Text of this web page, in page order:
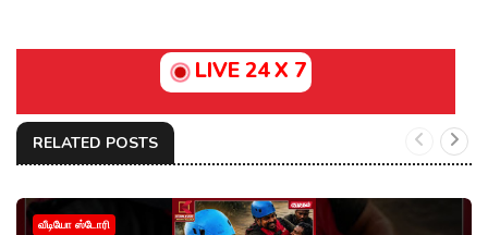
LIVE 24 X 7
RELATED POSTS
வீடியோ ஸ்டோரி